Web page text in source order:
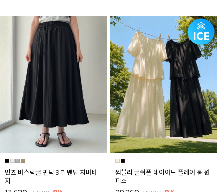
민즈 바스락쿨 핀턱 9부 밴딩 치마바
지
썸블리 쿨쉬폰 레이어드 플레어 롱 원
피스